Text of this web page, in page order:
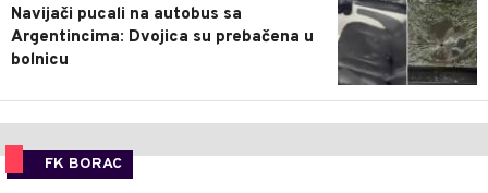
Navijači pucali na autobus sa
Argentincima: Dvojica su prebačena u
bolnicu
FK BORAC